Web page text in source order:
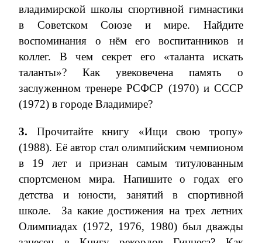
владимирской школы спортивной гимнастики
в Советском Союзе и мире. Найдите
воспоминания о нём его воспитанников и
коллег. В чем секрет его «таланта искать
таланты»? Как увековечена память о
заслуженном тренере РСФСР (1970) и СССР
(1972) в городе Владимире?
3. Прочитайте книгу «Ищи свою тропу»
(1988). Её автор стал олимпийским чемпионом
в 19 лет и признан самым титулованным
спортсменом мира. Напишите о годах его
детства и юности, занятий в спортивной
школе.
За какие достижения на трех летних
Олимпиадах (1972, 1976, 1980) был дважды